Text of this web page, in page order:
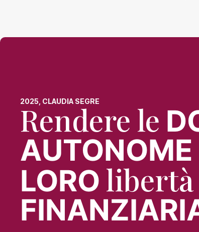
2025, CLAUDIA SEGRE
Rendere le
LORO libertà